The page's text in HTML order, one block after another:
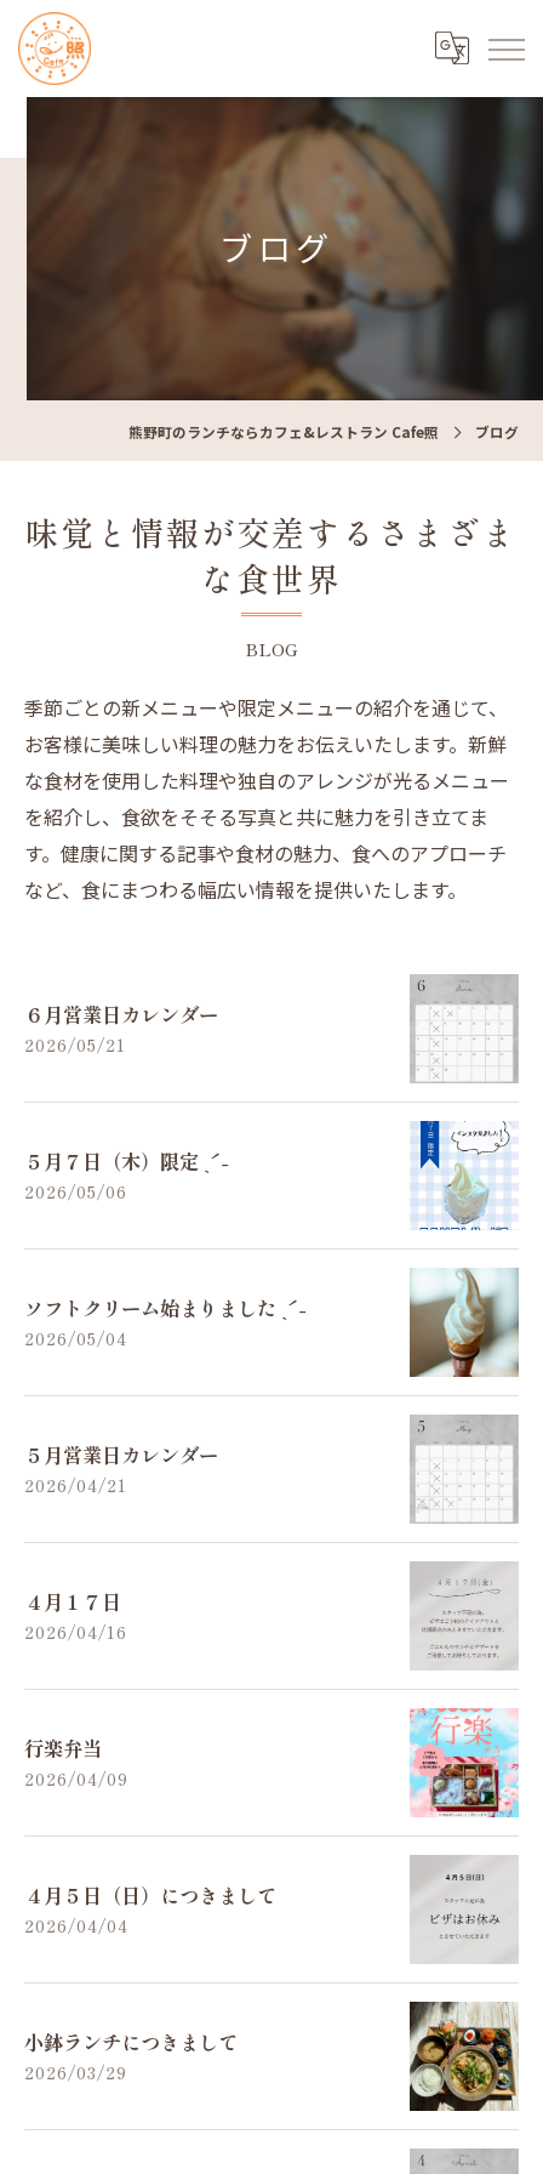
ブログ
熊野町のランチならカフェ&レストラン Cafe照 ブログ
味覚と情報が交差するさまざま
な食世界
BLOG
季節ごとの新メニューや限定メニューの紹介を通じて、
お客様に美味しい料理の魅力をお伝えいたします。新鮮
な食材を使用した料理や独自のアレンジが光るメニュー
を紹介し、食欲をそそる写真と共に魅力を引き立てま
す。健康に関する記事や食材の魅力、食へのアプローチ
など、食にまつわる幅広い情報を提供いたします。
６月営業日カレンダー
2026/05/21
５月７日（木）限定 ˎˊ˗
2026/05/06
ソフトクリーム始まりました ˎˊ˗
2026/05/04
５月営業日カレンダー
2026/04/21
４月１７日
2026/04/16
行楽弁当
2026/04/09
４月５日（日）につきまして
2026/04/04
小鉢ランチにつきまして
2026/03/29